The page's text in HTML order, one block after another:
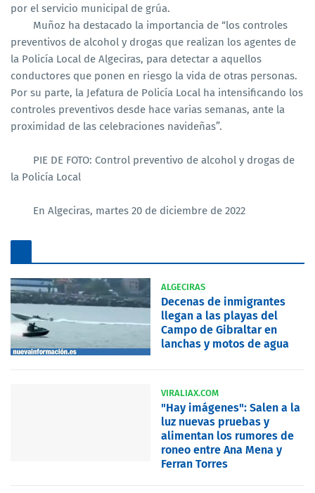
por el servicio municipal de grúa.
Muñoz ha destacado la importancia de “los controles
preventivos de alcohol y drogas que realizan los agentes de
la Policía Local de Algeciras, para detectar a aquellos
conductores que ponen en riesgo la vida de otras personas.
Por su parte, la Jefatura de Policía Local ha intensificando los
controles preventivos desde hace varias semanas, ante la
proximidad de las celebraciones navideñas”.
PIE DE FOTO: Control preventivo de alcohol y drogas de
la Policía Local
En Algeciras, martes 20 de diciembre de 2022
ALGECIRAS
Decenas de inmigrantes
llegan a las playas del
Campo de Gibraltar en
lanchas y motos de agua
VIRALIAX.COM
"Hay imágenes": Salen a la
luz nuevas pruebas y
alimentan los rumores de
roneo entre Ana Mena y
Ferran Torres